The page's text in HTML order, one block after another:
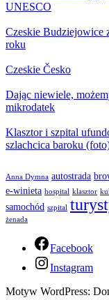
UNESCO
Czeskie Budziejowice
roku
Czeskie Česko
Dając niewiele,
mikrodatek
Klasztor i szpital
szlachcica baroku
Anna Dymna autostrada
e-winieta hospital klasztor
samochód szpital
żenada
Facebook
Instagram
Motyw WordPress: